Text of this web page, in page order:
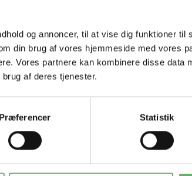
og annoncer, til at vise dig funktioner til
din brug af vores hjemmeside med vores
Vores partnere kan kombinere disse data
af deres tjenester.
Præferencer Statistik